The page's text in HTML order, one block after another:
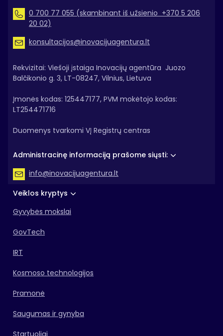
Veiklos kryptys
Gyvybės mokslai
GovTech
IRT
Kosmoso technologijos
Pramonė
Saugumas ir gynyba
Startuoliai
0 700 77 055 (skambinant iš užsienio +370 5 206
20 02)
konsultacijos@inovacijuagentura.lt
Rekvizitai: Viešoji įstaiga Inovacijų agentūra Juozo
Balčikonio g. 3, LT-08247, Vilnius, Lietuva
Įmonės kodas: 125447177, PVM mokėtojo kodas:
LT254471716
Duomenys tvarkomi VĮ Registrų centras
Administracinę informaciją prašome siųsti:
info@inovacijuagentura.lt